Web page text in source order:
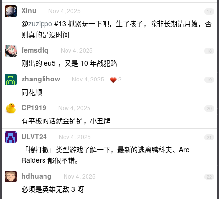
17
Xinu Nov 4, 2025
@zuzippo #13 抓紧玩一下吧，生了孩子，除非长期请月嫂，否
则真的是没时间
18
femsdfq Nov 4, 2025
刚出的 eu5 ，又是 10 年战犯路
19
zhanglihow Nov 4, 2025 2
同花顺
20
CP1919 Nov 4, 2025
有平板的话就金铲铲，小丑牌
21
ULVT24 Nov 4, 2025
「搜打撤」类型游戏了解一下，最新的逃离鸭科夫、Arc
Raiders 都很不错。
22
hdhuang Nov 4, 2025
必须是英雄无敌 3 呀